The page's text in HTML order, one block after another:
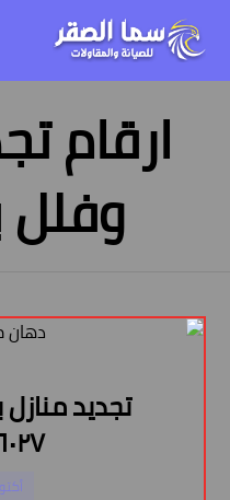
ارقام
وفلل
تجديد منازل